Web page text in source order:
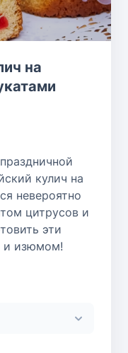
на
кулич на
невероятно
цитрусов и
эти
и изюмом!